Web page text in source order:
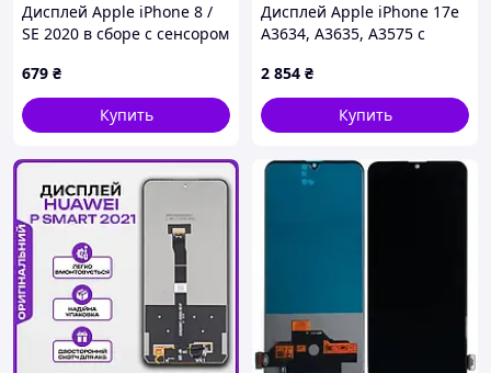
Дисплей Apple iPhone 8 /
SE 2020 в сборе с сенсором
679 ₴
Купить
Дисплей Apple iPhone 17e
A3634, A3635, A3575 с
черный OLED
2 854 ₴
Купить